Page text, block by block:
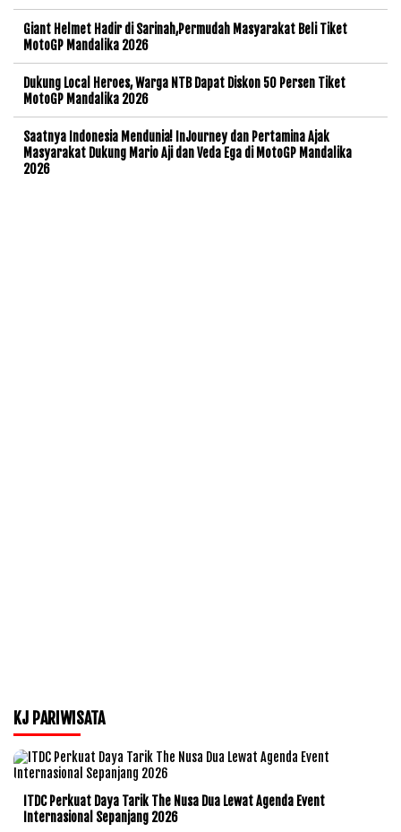
Giant Helmet Hadir di Sarinah,Permudah Masyarakat Beli Tiket
MotoGP Mandalika 2026
Dukung Local Heroes, Warga NTB Dapat Diskon 50 Persen Tiket
MotoGP Mandalika 2026
Saatnya Indonesia Mendunia! InJourney dan Pertamina Ajak
Masyarakat Dukung Mario Aji dan Veda Ega di MotoGP Mandalika
2026
KJ PARIWISATA
ITDC Perkuat Daya Tarik The Nusa Dua Lewat Agenda Event
Internasional Sepanjang 2026